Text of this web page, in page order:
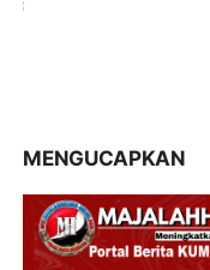
MENGUCAPKAN